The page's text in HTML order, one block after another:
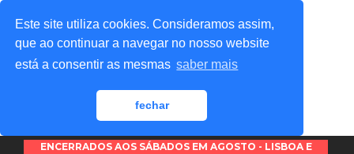
Este site utiliza cookies. Consideramos assim,
que ao continuar a navegar no nosso website
está a consentir as mesmas saber mais
fechar
ENCERRADOS AOS SÁBADOS EM AGOSTO - LISBOA E